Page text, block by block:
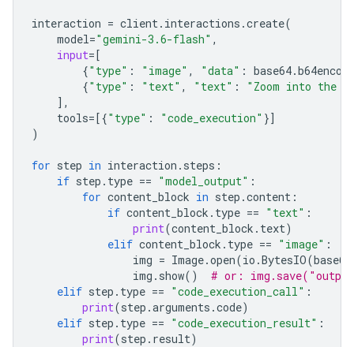
interaction = client. interactions .create(
model="gemini-3.6-flash" ,
input=[
{"type" : "image" , "data" : base64.b64encode
{"type" : "text" , "text" :
"Zoom into the
],
tools=[{"type" : "code_execution" }]
)
for step in interaction . steps :
if step . type == "model_output" :
for content_block in step .content :
if content_block . type == "text" :
print(content_block . text)
elif content_block . type == "image" :
img = Image.open(io .BytesIO(base64
img . show()
# or:
elif step . type == "code_execution_call" :
print(step .arguments .code)
elif step . type == "code_execution_result" :
print(step . result)